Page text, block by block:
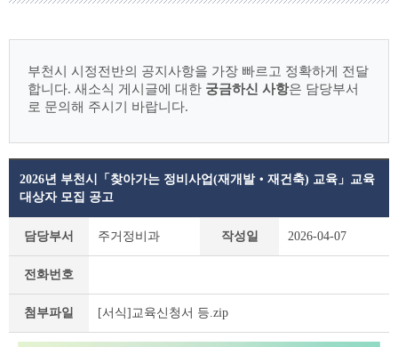
부천시 시정전반의 공지사항을 가장 빠르고 정확하게 전달
합니다. 새소식 게시글에 대한 궁금하신 사항은 담당부서
로 문의해 주시기 바랍니다.
세
회
2026년 부천시「찾아가는 정비사업(재개발‧재건축) 교육」교육
대상자 모집 공고
담당부서 주거정비과 작성일 2026-04-07
전화번호
첨부파일 [서식]교육신청서 등.zip